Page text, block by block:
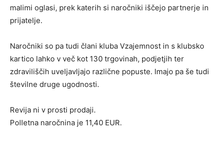
malimi oglasi, prek katerih si naročniki iščejo partnerje in
prijatelje.
Naročniki so pa tudi člani kluba Vzajemnost in s klubsko
kartico lahko v več kot 130 trgovinah, podjetjih ter
zdraviliščih uveljavljajo različne popuste. Imajo pa še tudi
številne druge ugodnosti.
Revija ni v prosti prodaji.
Polletna naročnina je 11,40 EUR.